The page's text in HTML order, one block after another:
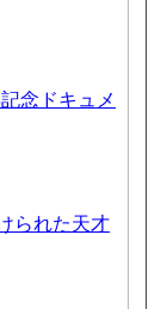
念ドキュメ
られた天才